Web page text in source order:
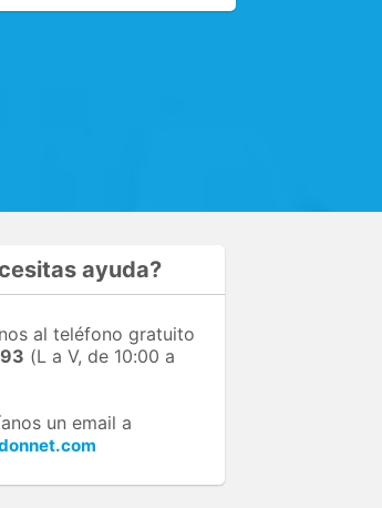
ayuda?
al teléfono gratuito
(L a V, de 10:00 a
un email a